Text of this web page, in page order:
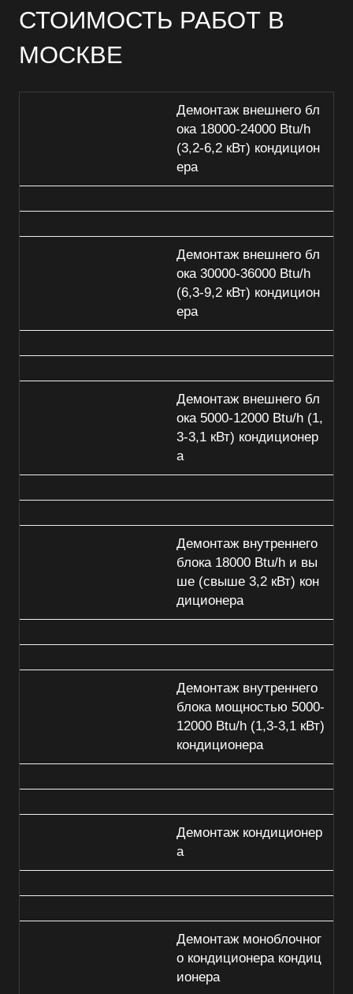
СТОИМОСТЬ РАБОТ В
МОСКВЕ
Демонтаж внешнего бл
ока 18000-24000 Btu/h
(3,2-6,2 кВт) кондицион
ера
Демонтаж внешнего бл
ока 30000-36000 Btu/h
(6,3-9,2 кВт) кондицион
ера
Демонтаж внешнего бл
ока 5000-12000 Btu/h (1,
3-3,1 кВт) кондиционер
а
Демонтаж внутреннего
блока 18000 Btu/h и вы
ше (свыше 3,2 кВт) кон
диционера
Демонтаж внутреннего
блока мощностью 5000-
12000 Btu/h (1,3-3,1 кВт)
кондиционера
Демонтаж кондиционер
а
Демонтаж моноблочног
о кондиционера кондиц
ионера